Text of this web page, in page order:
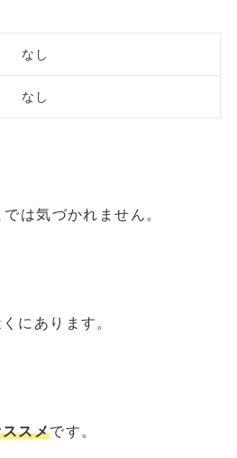
なし
なし
は気づかれません。
にあります。
スメです。